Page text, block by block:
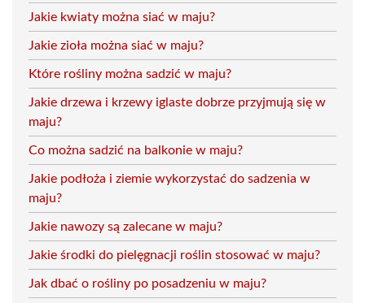
Jakie kwiaty można siać w maju?
Jakie zioła można siać w maju?
Które rośliny można sadzić w maju?
Jakie drzewa i krzewy iglaste dobrze przyjmują się w
maju?
Co można sadzić na balkonie w maju?
Jakie podłoża i ziemie wykorzystać do sadzenia w
maju?
Jakie nawozy są zalecane w maju?
Jakie środki do pielęgnacji roślin stosować w maju?
Jak dbać o rośliny po posadzeniu w maju?